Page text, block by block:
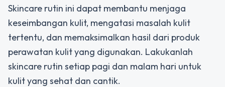
Skincare rutin ini dapat membantu menjaga
keseimbangan kulit, mengatasi masalah kulit
tertentu, dan memaksimalkan hasil dari produk
perawatan kulit yang digunakan. Lakukanlah
skincare rutin setiap pagi dan malam hari untuk
kulit yang sehat dan cantik.